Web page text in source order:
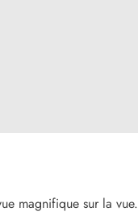
magnifique sur la vue.